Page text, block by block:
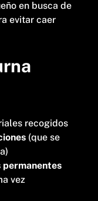
en busca de
evitar caer
recogidos
(que se
permanentes
vez